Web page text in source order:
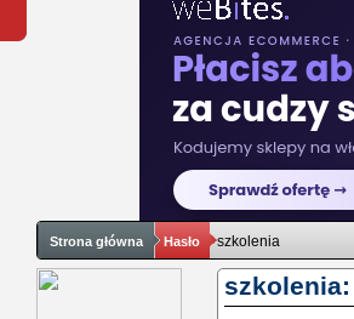
Strona główna Hasło szkolenia
szkolenia: